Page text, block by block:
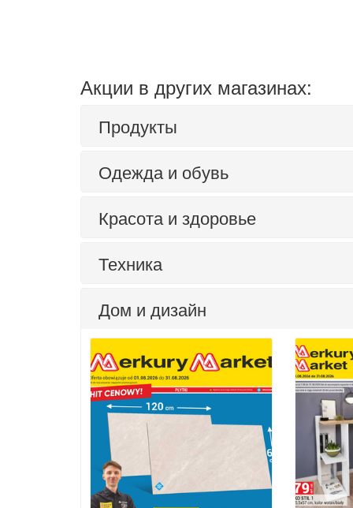
Акции в других магазинах:
Продукты
Одежда и обувь
Красота и здоровье
Техника
Дом и дизайн